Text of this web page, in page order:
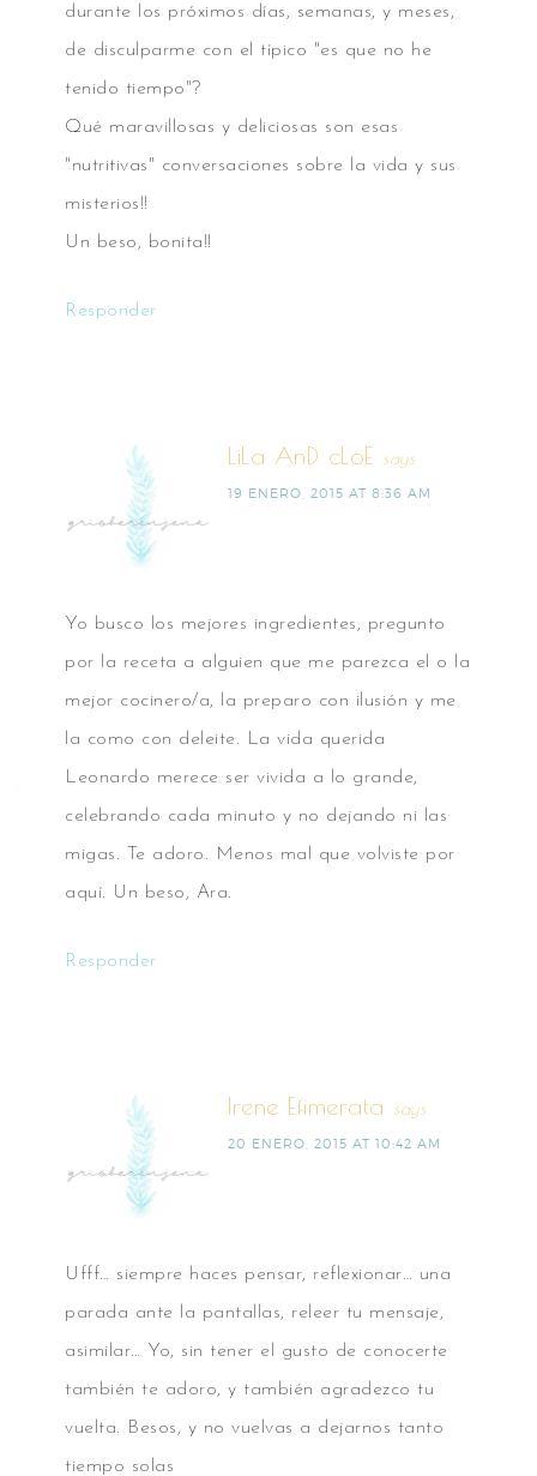
durante los próximos días, semanas, y meses,
de disculparme con el típico "es que no he
tenido tiempo"?
Qué maravillosas y deliciosas son esas
"nutritivas" conversaciones sobre la vida y sus
misterios!!
Un beso, bonita!!
Responder
LiLa AnD cLoE says
19 ENERO, 2015 AT 8:36 AM
Yo busco los mejores ingredientes, pregunto
por la receta a alguien que me parezca el o la
mejor cocinero/a, la preparo con ilusión y me
la como con deleite. La vida querida
Leonardo merece ser vivida a lo grande,
celebrando cada minuto y no dejando ni las
migas. Te adoro. Menos mal que volviste por
aquí. Un beso, Ara.
Responder
Irene Efimerata says
20 ENERO, 2015 AT 10:42 AM
Ufff… siempre haces pensar, reflexionar… una
parada ante la pantallas, releer tu mensaje,
asimilar… Yo, sin tener el gusto de conocerte
también te adoro, y también agradezco tu
vuelta. Besos, y no vuelvas a dejarnos tanto
tiempo solas